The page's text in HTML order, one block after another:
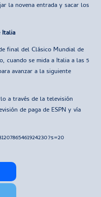
la novena entrada y sacar los
Italia
final del Clásico Mundial de
cuando se mida a Italia a las 5
avanzar a la siguiente
a través de la televisión
de paga de ESPN y vía